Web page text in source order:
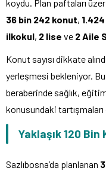
koydu. Plan paftaları
36 bin 242 konut,
ilkokul, 2 lise ve 2 Aile
Konut sayısı dikkate
yerleşmesi bekleniyor.
beraberinde sağlık,
konusundaki
Yaklaşık 120
Sazlıbosna’da planlanan